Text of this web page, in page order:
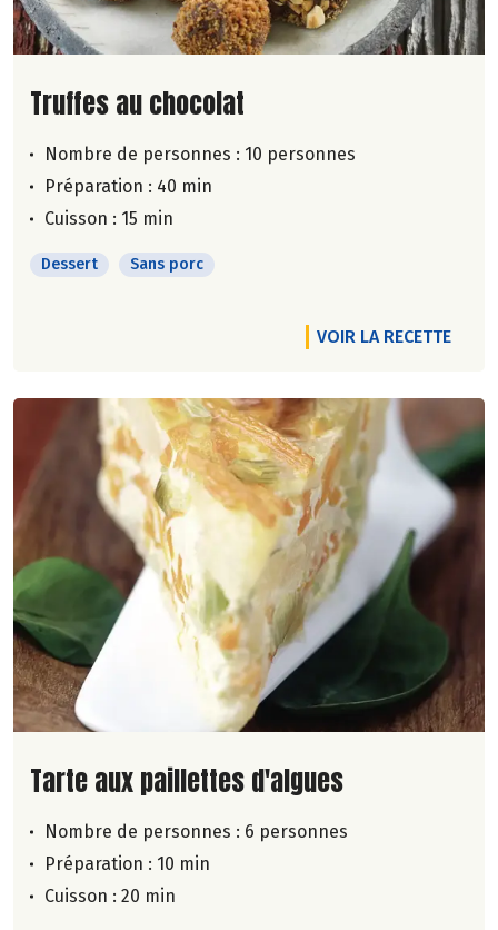
Lire la suite de la recette
Truffes au chocolat
Nombre de personnes : 10 personnes
Préparation : 40 min
Cuisson : 15 min
Dessert Sans porc
VOIR LA RECETTE
Lire la suite de la recette
Tarte aux paillettes d'algues
Nombre de personnes : 6 personnes
Préparation : 10 min
Cuisson : 20 min